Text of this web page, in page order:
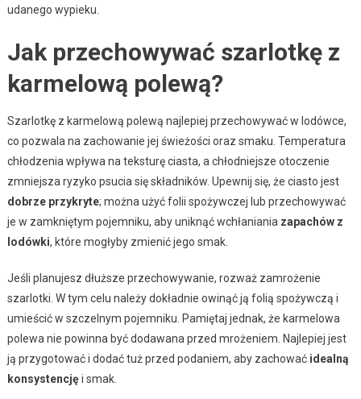
udanego wypieku.
Jak przechowywać szarlotkę z
karmelową polewą?
Szarlotkę z karmelową polewą najlepiej przechowywać w lodówce,
co pozwala na zachowanie jej świeżości oraz smaku. Temperatura
chłodzenia wpływa na teksturę ciasta, a chłodniejsze otoczenie
zmniejsza ryzyko psucia się składników. Upewnij się, że ciasto jest
dobrze przykryte; można użyć folii spożywczej lub przechowywać
je w zamkniętym pojemniku, aby uniknąć wchłaniania zapachów z
lodówki, które mogłyby zmienić jego smak.
Jeśli planujesz dłuższe przechowywanie, rozważ zamrożenie
szarlotki. W tym celu należy dokładnie owinąć ją folią spożywczą i
umieścić w szczelnym pojemniku. Pamiętaj jednak, że karmelowa
polewa nie powinna być dodawana przed mrożeniem. Najlepiej jest
ją przygotować i dodać tuż przed podaniem, aby zachować idealną
konsystencjęi smak.